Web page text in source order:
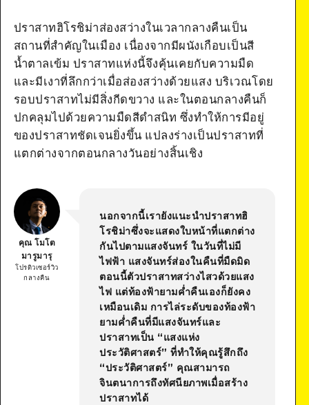
Google Maps
ปราสาทฮิโรชิม่าส่องสว่างในเวลากลางคืนเป็น
สถานที่สำคัญในเมือง เนื่องจากมีผนังเกือบเป็นสี
น้ำตาลเข้ม ปราสาทแห่งนี้จึงคุ้นเคยกับความมืด
และมีเงาที่ลึกกว่าเมื่อส่องสว่างด้วยแสง บริเวณโดย
รอบปราสาทไม่มีสิ่งกีดขวาง และในตอนกลางคืนก็
ปกคลุมไปด้วยความมืดสีดำสนิท ซึ่งทำให้การมีอยู่
ของปราสาทชัดเจนยิ่งขึ้น แปลงร่างเป็นปราสาทที่
แตกต่างจากตอนกลางวันอย่างสิ้นเชิง
คุณ โมโต
มารูมารุ
โปรดิวเซอร์วิว
กลางคืน
นอกจากนี้เรายังแนะนำปราสาทฮิ
โรชิม่าซึ่งจะแสดงใบหน้าที่แตกต่าง
กันไปตามแสงจันทร์ ในวันที่ไม่มี
ไฟฟ้า แสงจันทร์ส่องในคืนที่มืดมิด
ตอนนี้ตัวปราสาทสว่างไสวด้วยแสง
ไฟ แต่ท้องฟ้ายามค่ำคืนเองก็ยังคง
เหมือนเดิม การไล่ระดับของท้องฟ้า
ยามค่ำคืนที่มีแสงจันทร์และ
ปราสาทเป็น “แสงแห่ง
ประวัติศาสตร์” ที่ทำให้คุณรู้สึกถึง
“ประวัติศาสตร์” คุณสามารถ
จินตนาการถึงทัศนียภาพเมื่อสร้าง
ปราสาทได้